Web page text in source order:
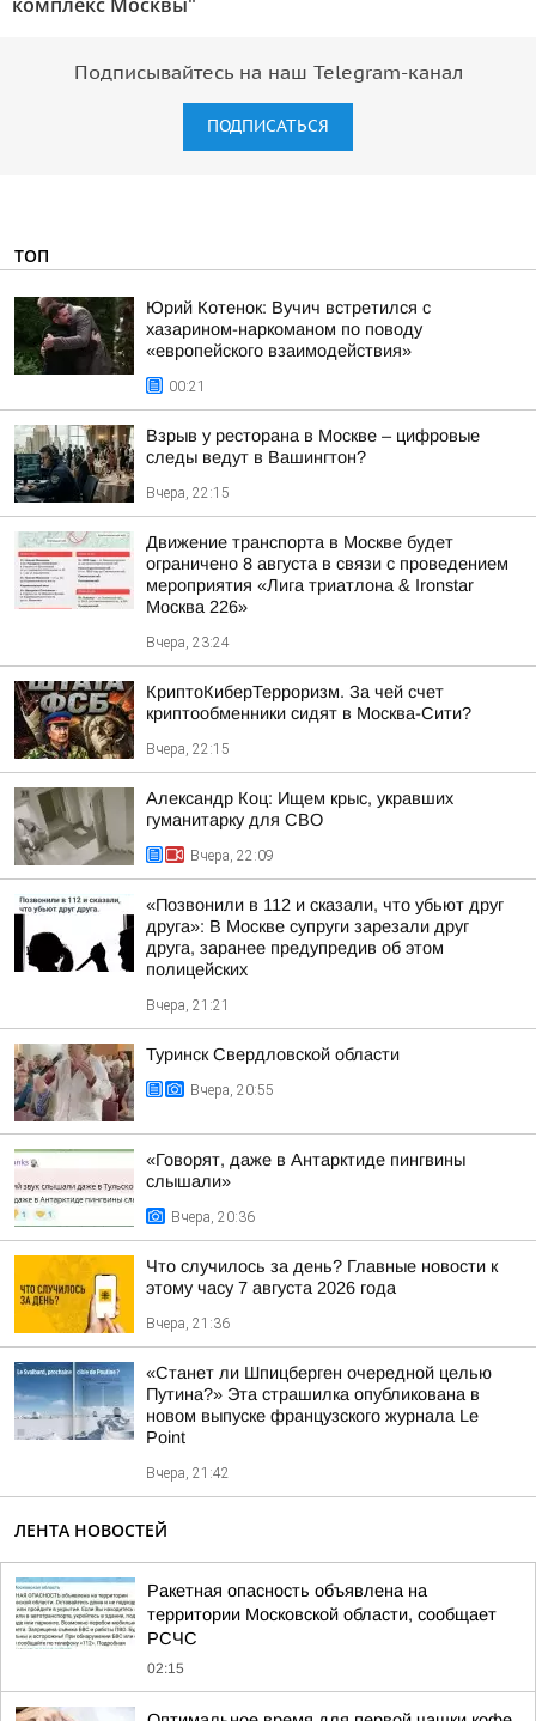
Подписывайтесь на наш Telegram-канал
ПОДПИСАТЬСЯ
ТОП
Юрий Котенок: Вучич встретился с
хазарином-наркоманом по поводу
«европейского взаимодействия»
00:21
Взрыв у ресторана в Москве – цифровые
следы ведут в Вашингтон?
Вчера, 22:15
Движение транспорта в Москве будет
ограничено 8 августа в связи с проведением
мероприятия «Лига триатлона & Ironstar
Москва 226»
Вчера, 23:24
КриптоКиберТерроризм. За чей счет
криптообменники сидят в Москва-Сити?
Вчера, 22:15
Александр Коц: Ищем крыс, укравших
гуманитарку для СВО
Вчера, 22:09
«Позвонили в 112 и сказали, что убьют друг
друга»: В Москве супруги зарезали друг
друга, заранее предупредив об этом
полицейских
Вчера, 21:21
Туринск Свердловской области
Вчера, 20:55
«Говорят, даже в Антарктиде пингвины
слышали»
Вчера, 20:36
Что случилось за день? Главные новости к
этому часу 7 августа 2026 года
Вчера, 21:36
«Станет ли Шпицберген очередной целью
Путина?» Эта страшилка опубликована в
новом выпуске французского журнала Le
Point
Вчера, 21:42
ЛЕНТА НОВОСТЕЙ
Ракетная опасность объявлена на
территории Московской области, сообщает
РСЧС
02:15